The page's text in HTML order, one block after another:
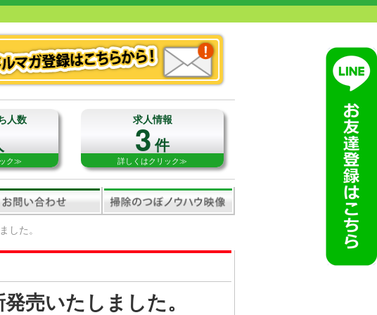
人数
ク≫
求人情報
3件
詳しくはクリック≫
た。
売いたしました。